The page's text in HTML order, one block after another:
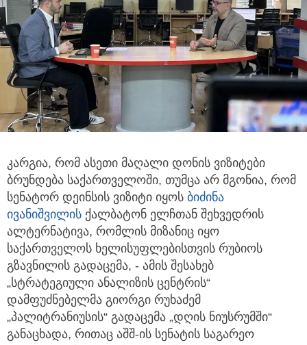
კარგია, რომ ასეთი მაღალი დონის ვიზიტები
ბრუნდება საქართველოში, თუმცა არ მგონია, რომ
სენატორ დეინსის ვიზიტი იყოს ბიძინა
ივანიშვილის ქალბატონ ელჩთან შეხვედრის
ალტერნატივა, რომლის მიზანიც იყო
საქართველოს ხელისუფლებისთვის რუბიოს
გზავნილის გადაცემა, - ამის შესახებ
„სტრატეგიული ანალიზის ცენტრის“
დამფუძნებელმა გიორგი რუხაძემ
„პალიტრანიუსის“ გადაცემა „დღის ნიუსრუმში“
განაცხადა, რითაც აშშ-ის სენატის საგარეო